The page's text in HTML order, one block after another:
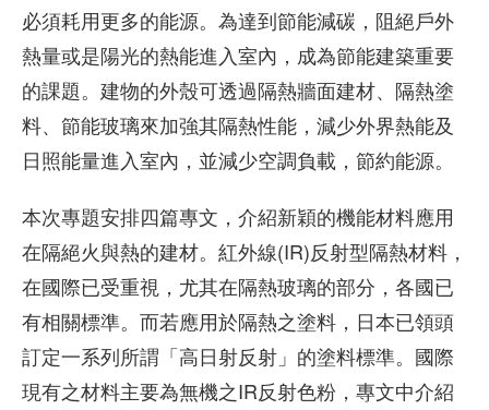
必須耗用更多的能源。為達到節能減碳，阻絕戶外
熱量或是陽光的熱能進入室內，成為節能建築重要
的課題。建物的外殼可透過隔熱牆面建材、隔熱塗
料、節能玻璃來加強其隔熱性能，減少外界熱能及
日照能量進入室內，並減少空調負載，節約能源。
本次專題安排四篇專文，介紹新穎的機能材料應用
在隔絕火與熱的建材。紅外線(IR)反射型隔熱材料，
在國際已受重視，尤其在隔熱玻璃的部分，各國已
有相關標準。而若應用於隔熱之塗料，日本已領頭
訂定一系列所謂「高日射反射」的塗料標準。國際
現有之材料主要為無機之IR反射色粉，專文中介紹